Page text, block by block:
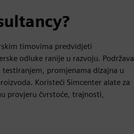
timovima predvidjeti
odluke ranije u razvoju. Podržava
testiranjem, promjenama dizajna u
Koristeći Simcenter alate za
provjeru čvrstoće, trajnosti,